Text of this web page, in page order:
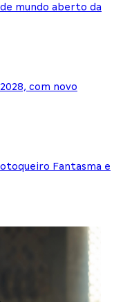
mundo aberto da
com novo
Fantasma e